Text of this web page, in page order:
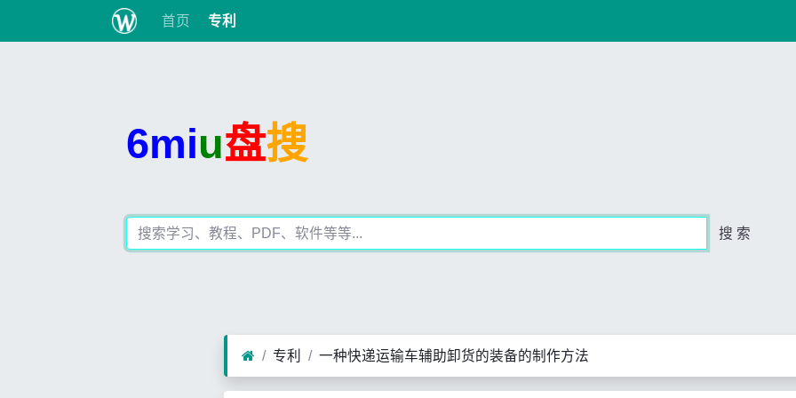
首页 专利
6miu盘搜
搜 索
专利 一种快递运输车辅助卸货的装备的制作方法